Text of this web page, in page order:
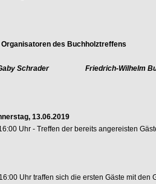
Organisatoren des Buchholztreffens
Schrader Friedrich-Wilhelm
13.06.2019
Uhr - Treffen der bereits angereisten
Uhr traffen sich die ersten Gäste mit